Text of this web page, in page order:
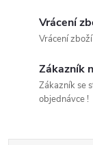
Vrácení
Vrácení
Zákazník
Zákazník se
objednávce !